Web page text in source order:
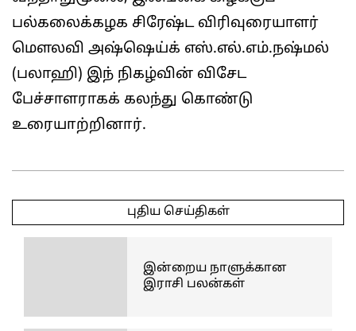
பல்கலைக்கழக சிரேஷ்ட விரிவுரையாளர்
மௌலவி அஷ்ஷெய்க் எஸ்.எல்.எம்.நஷ்மல்
(பலாஹி) இந் நிகழ்வின் விசேட
பேச்சாளராகக் கலந்து கொண்டு
உரையாற்றினார்.
03-
புதிய செய்திகள்
இன்றைய நாளுக்கான
இராசி பலன்கள்